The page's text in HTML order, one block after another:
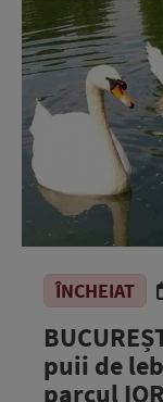
ÎNCHEIAT
puii de
parcul IOR